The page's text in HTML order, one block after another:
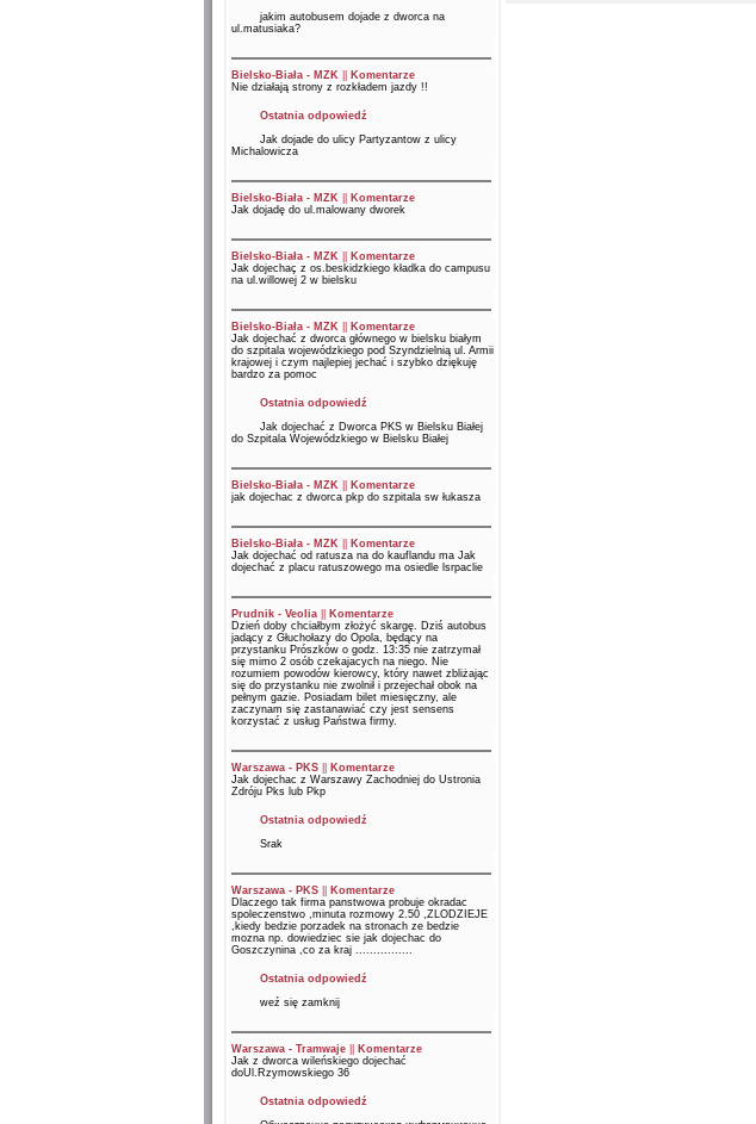
jakim autobusem dojade z dworca na
ul.matusiaka?
Bielsko-Biała - MZK||
Komentarze
Nie działają strony z rozkładem jazdy !!
Ostatnia odpowiedź
Jak dojade do ulicy Partyzantow z ulicy
Michalowicza
Bielsko-Biała - MZK||
Komentarze
Jak dojadę do ul.malowany dworek
Bielsko-Biała - MZK||
Komentarze
Jak dojechaç z os.beskidzkiego kładka do campusu
na ul.willowej 2 w bielsku
Bielsko-Biała - MZK||
Komentarze
Jak dojechać z dworca głównego w bielsku białym
do szpitala wojewódzkiego pod Szyndzielnią ul. Armii
krajowej i czym najlepiej jechać i szybko dziękuję
bardzo za pomoc
Ostatnia odpowiedź
Jak dojechać z Dworca PKS w Bielsku Białej
do Szpitala Wojewódzkiego w Bielsku Białej
Bielsko-Biała - MZK||
Komentarze
jak dojechac z dworca pkp do szpitala sw łukasza
Bielsko-Biała - MZK||
Komentarze
Jak dojechać od ratusza na do kauflandu ma Jak
dojechać z placu ratuszowego ma osiedle lsrpaclie
Prudnik - Veolia||
Komentarze
Dzień doby chciałbym złożyć skargę. Dziś autobus
jadący z Głuchołazy do Opola, będący na
przystanku Prószków o godz. 13:35 nie zatrzymał
się mimo 2 osób czekajacych na niego. Nie
rozumiem powodów kierowcy, który nawet zbliżając
się do przystanku nie zwolnił i przejechał obok na
pełnym gazie. Posiadam bilet miesięczny, ale
zaczynam się zastanawiać czy jest sensens
korzystać z usług Państwa firmy.
Warszawa - PKS||
Komentarze
Jak dojechac z Warszawy Zachodniej do Ustronia
Zdróju Pks lub Pkp
Ostatnia odpowiedź
Srak
Warszawa - PKS||
Komentarze
Dlaczego tak firma panstwowa probuje okradac
spoleczenstwo ,minuta rozmowy 2.50 ,ZLODZIEJE
,kiedy bedzie porzadek na stronach ze bedzie
mozna np. dowiedziec sie jak dojechac do
Goszczynina ,co za kraj ................
Ostatnia odpowiedź
weź się zamknij
Warszawa - Tramwaje||
Komentarze
Jak z dworca wileńskiego dojechać
doUl.Rzymowskiego 36
Ostatnia odpowiedź